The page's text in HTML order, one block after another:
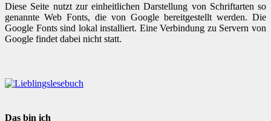
Diese Seite nutzt zur einheitlichen Darstellung von Schriftarten so
genannte Web Fonts, die von Google bereitgestellt werden. Die
Google Fonts sind lokal installiert. Eine Verbindung zu Servern von
Google findet dabei nicht statt.
Das bin ich